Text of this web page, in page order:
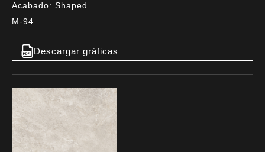
Acabado: Shaped
M-94
Descargar gráficas